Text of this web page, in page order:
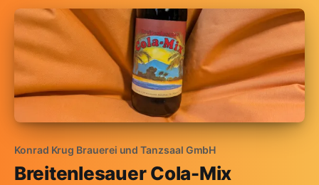
Konrad Krug Brauerei und Tanzsaal GmbH
Breitenlesauer Cola-Mix